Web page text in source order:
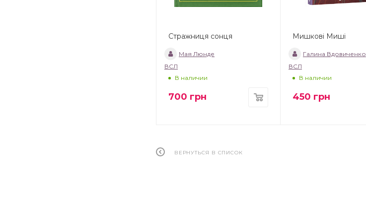
Стражниця сонця
Мая Люнде
ВСЛ
В наличии
700 грн
Мишкові Миші
Галина Вдовиченко
ВСЛ
В наличии
450 грн
ВЕРНУТЬСЯ В СПИСОК